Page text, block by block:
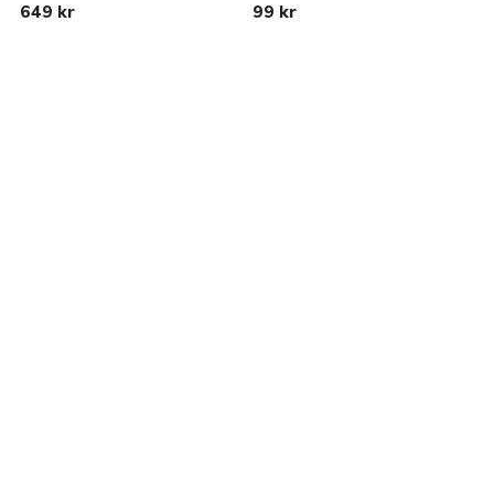
649 kr 99 kr